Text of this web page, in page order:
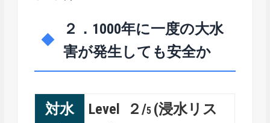
２．1000年に一度の大水
害が発生しても安全か
対水
Level ２/5 (浸水リス